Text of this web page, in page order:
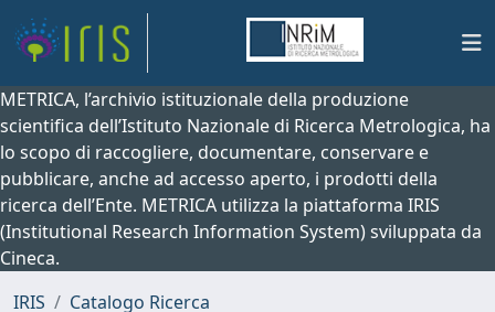
METRICA, l’archivio istituzionale della produzione
scientifica dell’Istituto Nazionale di Ricerca Metrologica, ha
lo scopo di raccogliere, documentare, conservare e
pubblicare, anche ad accesso aperto, i prodotti della
ricerca dell’Ente. METRICA utilizza la piattaforma IRIS
(Institutional Research Information System) sviluppata da
Cineca.
IRIS
Catalogo Ricerca